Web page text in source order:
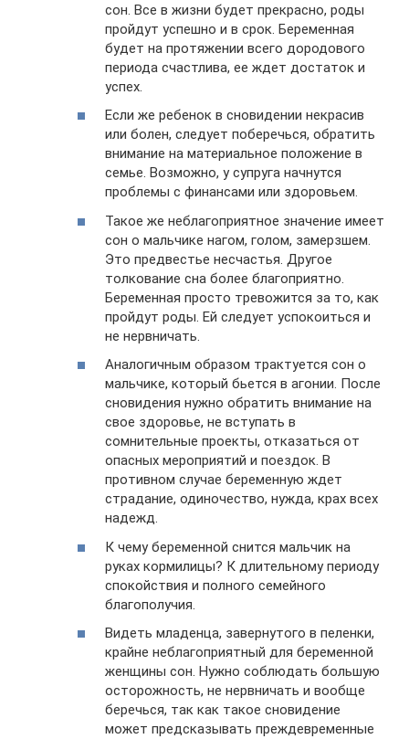
сон. Все в жизни будет прекрасно, роды
пройдут успешно и в срок. Беременная
будет на протяжении всего дородового
периода счастлива, ее ждет достаток и
успех.
Если же ребенок в сновидении некрасив
или болен, следует поберечься, обратить
внимание на материальное положение в
семье. Возможно, у супруга начнутся
проблемы с финансами или здоровьем.
Такое же неблагоприятное значение имеет
сон о мальчике нагом, голом, замерзшем.
Это предвестье несчастья. Другое
толкование сна более благоприятно.
Беременная просто тревожится за то, как
пройдут роды. Ей следует успокоиться и
не нервничать.
Аналогичным образом трактуется сон о
мальчике, который бьется в агонии. После
сновидения нужно обратить внимание на
свое здоровье, не вступать в
сомнительные проекты, отказаться от
опасных мероприятий и поездок. В
противном случае беременную ждет
страдание, одиночество, нужда, крах всех
надежд.
К чему беременной снится мальчик на
руках кормилицы? К длительному периоду
спокойствия и полного семейного
благополучия.
Видеть младенца, завернутого в пеленки,
крайне неблагоприятный для беременной
женщины сон. Нужно соблюдать большую
осторожность, не нервничать и вообще
беречься, так как такое сновидение
может предсказывать преждевременные